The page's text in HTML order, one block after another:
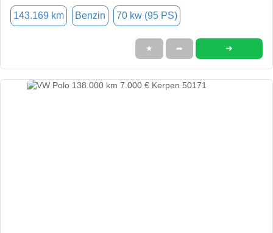
143.169 km Benzin 70 kw (95 PS)
★ ➦ ➜